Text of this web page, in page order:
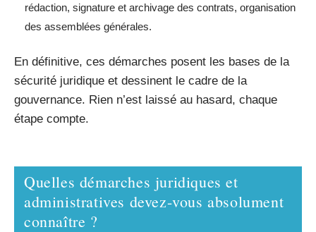
rédaction, signature et archivage des contrats, organisation
des assemblées générales.
En définitive, ces démarches posent les bases de la
sécurité juridique et dessinent le cadre de la
gouvernance. Rien n’est laissé au hasard, chaque
étape compte.
Quelles démarches juridiques et
administratives devez-vous absolument
connaître ?